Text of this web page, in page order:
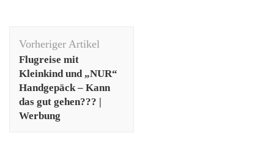
Vorheriger Artikel
Flugreise mit
Kleinkind und „NUR“
Handgepäck – Kann
das gut gehen??? |
Werbung